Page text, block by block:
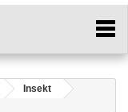
Insekt